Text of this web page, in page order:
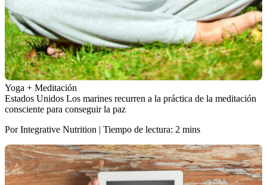
Yoga + Meditación
Estados Unidos Los marines recurren a la práctica de la meditación
consciente para conseguir la paz
Por Integrative Nutrition | Tiempo de lectura: 2 mins